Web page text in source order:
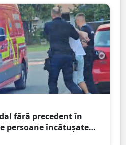
fără precedent în
persoane încătușate
pe stradă